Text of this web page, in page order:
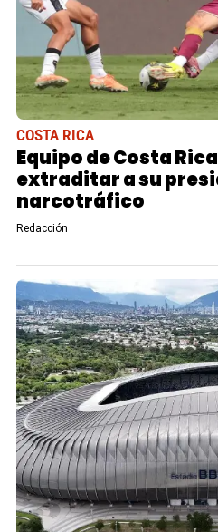
COSTA RICA
Equipo de Costa
extraditar a su
narcotráfico
Redacción